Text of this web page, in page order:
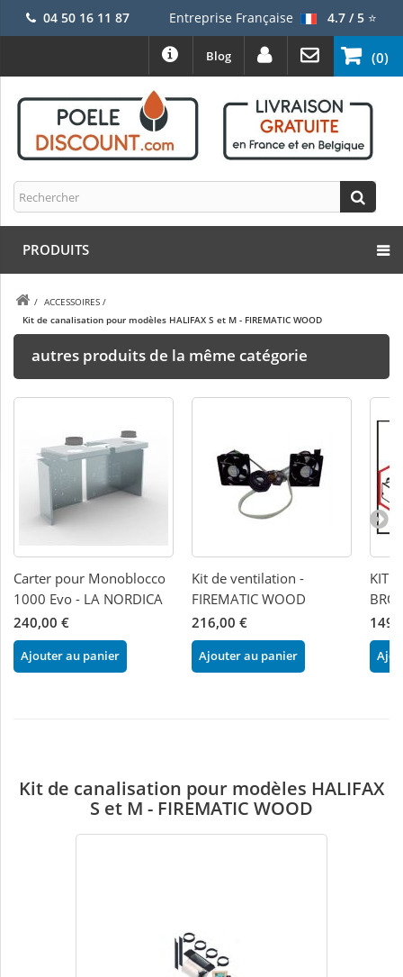
04 50 16 11 87 Entreprise Française 4.7 / 5⭐
(0)
Blog
PRODUITS
/ ACCESSOIRES /
Kit de canalisation pour modèles HALIFAX S et M - FIREMATIC WOOD
autres produits de la même catégorie
Carter pour Monoblocco
1000 Evo - LA NORDICA
240,00 €
Ajouter au panier
Kit de ventilation -
FIREMATIC WOOD
216,00 €
Ajouter au panier
KIT
Kit de canalisation pour modèles HALIFAX
S et M - FIREMATIC WOOD